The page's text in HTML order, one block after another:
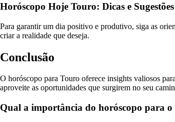
Horóscopo Hoje Touro: Dicas e
Para garantir um dia positivo e produtivo, siga as
criar a realidade que deseja.
Conclusão
O horóscopo para Touro oferece insights valiosos
aproveite as oportunidades que surgirem no seu
Qual a importância do horóscopo para o